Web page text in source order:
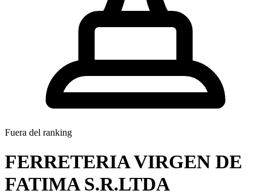
Fuera del ranking
FERRETERIA VIRGEN DE
FATIMA S.R.LTDA